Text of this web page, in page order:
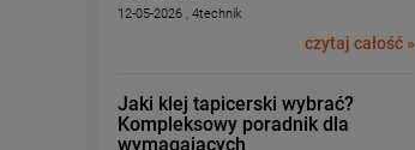
12-05-2026 , 4technik
czytaj całość »
Jaki klej tapicerski wybrać?
Kompleksowy poradnik dla
wymagających